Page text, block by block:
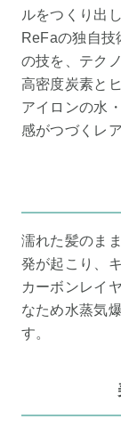
ルをつくり出
ReFaの独自技
の技を、テク
高密度炭素と
アイロンの水
感がつづくレ
濡れた髪のま
発が起こり、
カーボンレイ
なため水蒸気
す。